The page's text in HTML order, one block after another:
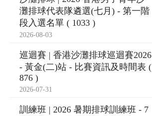
灘排球代表隊遴選(七月) - 第一階
段入選名單 ( 1033 )
2026-08-03
巡迴賽 | 香港沙灘排球巡迴賽2026
- 黃金(二)站 - 比賽資訊及時間表 (
876 )
2026-07-31
訓練班 | 2026 暑期排球訓練班 - 7